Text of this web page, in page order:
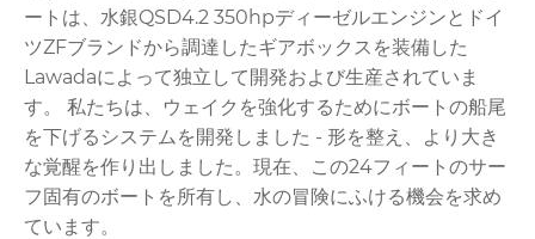
ートは、水銀QSD4.2 350hpディーゼルエンジンとドイ
ツZFブランドから調達したギアボックスを装備した
Lawadaによって独立して開発および生産されていま
す。 私たちは、ウェイクを強化するためにボートの船尾
を下げるシステムを開発しました - 形を整え、より大き
な覚醒を作り出しました。現在、この24フィートのサー
フ固有のボートを所有し、水の冒険にふける機会を求め
ています。